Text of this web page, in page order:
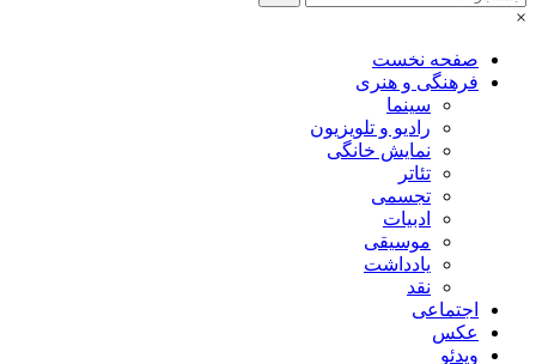
×
صفحه نخست
فرهنگی و هنری
سینما
رادیو و تلویزیون
نمایش خانگی
تئاتر
تجسمی
ادبیات
موسیقی
یادداشت
نقد
اجتماعی
عکس
ویدئو